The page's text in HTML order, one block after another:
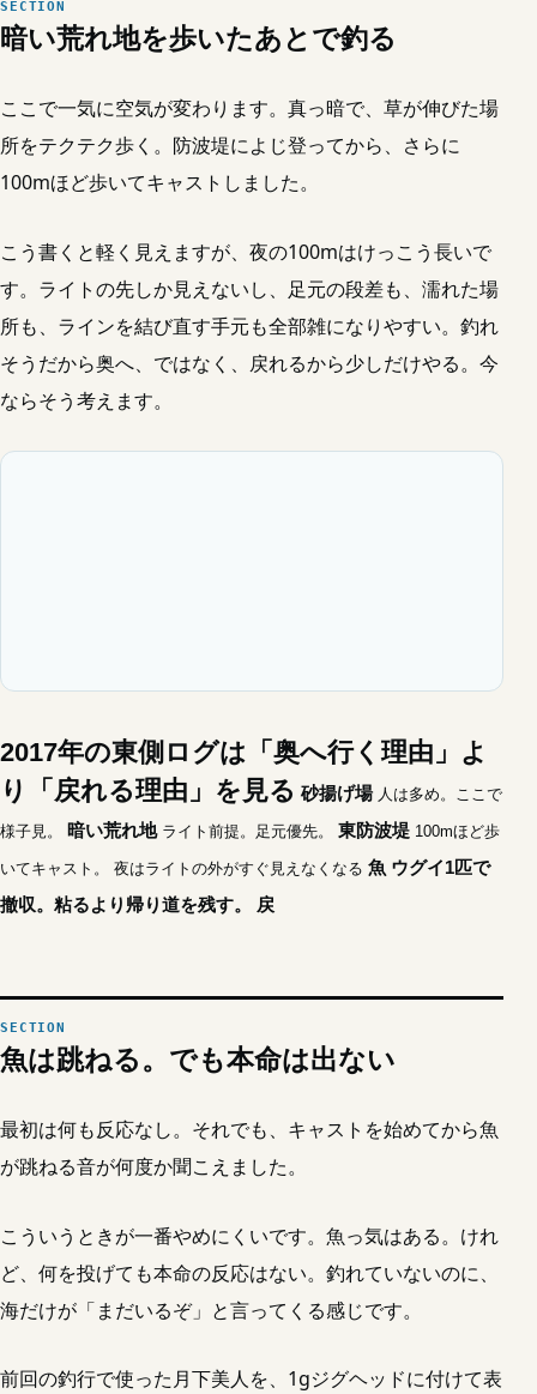
暗い荒れ地を歩いたあとで釣る
ここで一気に空気が変わります。真っ暗で、草が伸びた場
所をテクテク歩く。防波堤によじ登ってから、さらに
100mほど歩いてキャストしました。
こう書くと軽く見えますが、夜の100mはけっこう長いで
す。ライトの先しか見えないし、足元の段差も、濡れた場
所も、ラインを結び直す手元も全部雑になりやすい。釣れ
そうだから奥へ、ではなく、戻れるから少しだけやる。今
ならそう考えます。
2017年の東側ログは「奥へ行く理由」よ
り「戻れる理由」を見る 砂揚げ場 人は多め。ここで
様子見。 暗い荒れ地 ライト前提。足元優先。 東防波堤 100mほど歩
いてキャスト。 夜はライトの外がすぐ見えなくなる 魚 ウグイ1匹で
撤収。粘るより帰り道を残す。
戻
魚は跳ねる。でも本命は出ない
最初は何も反応なし。それでも、キャストを始めてから魚
が跳ねる音が何度か聞こえました。
こういうときが一番やめにくいです。魚っ気はある。けれ
ど、何を投げても本命の反応はない。釣れていないのに、
海だけが「まだいるぞ」と言ってくる感じです。
前回の釣行で使った月下美人を、1gジグヘッドに付けて表